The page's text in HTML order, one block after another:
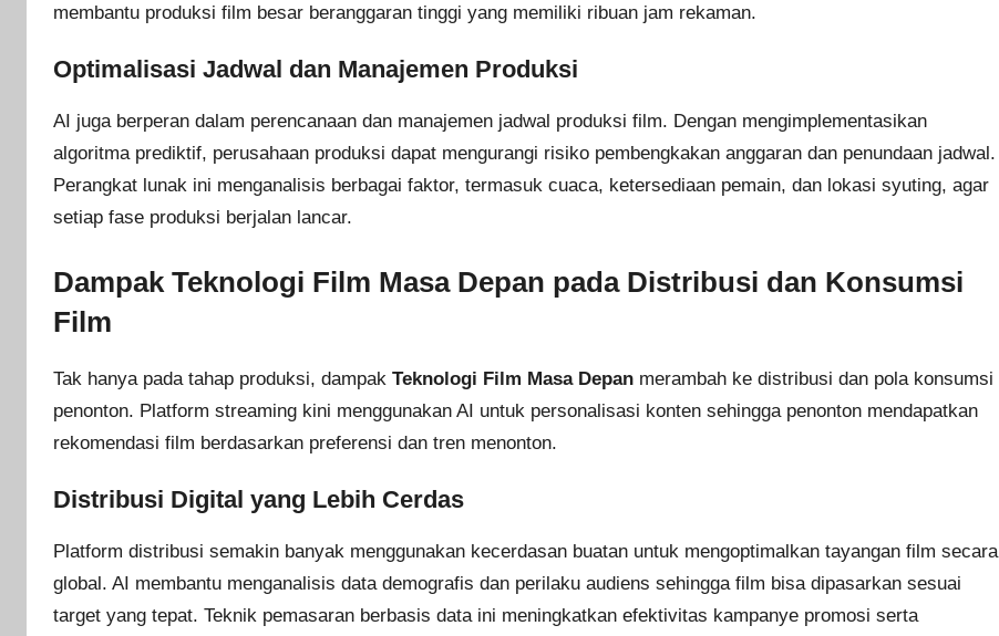
membantu produksi film besar beranggaran tinggi yang memiliki ribuan jam rekaman.
Optimalisasi Jadwal dan Manajemen Produksi
AI juga berperan dalam perencanaan dan manajemen jadwal produksi film. Dengan mengimplementasikan
algoritma prediktif, perusahaan produksi dapat mengurangi risiko pembengkakan anggaran dan penundaan jadwal.
Perangkat lunak ini menganalisis berbagai faktor, termasuk cuaca, ketersediaan pemain, dan lokasi syuting, agar
setiap fase produksi berjalan lancar.
Dampak Teknologi Film Masa Depan pada Distribusi dan Konsumsi
Film
Tak hanya pada tahap produksi, dampak Teknologi Film Masa Depan merambah ke distribusi dan pola konsumsi
penonton. Platform streaming kini menggunakan AI untuk personalisasi konten sehingga penonton mendapatkan
rekomendasi film berdasarkan preferensi dan tren menonton.
Distribusi Digital yang Lebih Cerdas
Platform distribusi semakin banyak menggunakan kecerdasan buatan untuk mengoptimalkan tayangan film secara
global. AI membantu menganalisis data demografis dan perilaku audiens sehingga film bisa dipasarkan sesuai
target yang tepat. Teknik pemasaran berbasis data ini meningkatkan efektivitas kampanye promosi serta